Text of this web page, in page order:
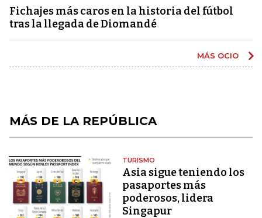
Fichajes más caros en la historia del fútbol
tras la llegada de Diomandé
MÁS OCIO
MÁS DE LA REPÚBLICA
TURISMO
Asia sigue teniendo los
pasaportes más
poderosos, lidera
Singapur